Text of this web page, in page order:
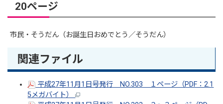
20ページ
市民・そうだん（お誕生日おめでとう／そうだん）
関連ファイル
平成27年11月1日号発行 NO.303 １ページ（PDF：2.1
5メガバイト）